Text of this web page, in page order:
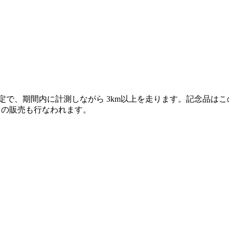
、期間内に計測しながら 3km以上を走ります。記念品は
販売も行なわれます。